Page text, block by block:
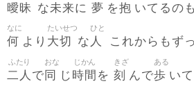
曖昧 な未来に 夢 を抱 いてるのも
何
なに
より 大切
たいせつ
な 人
ひと
これからもず
二人
ふたり
で同
おな
じ 時間
じかん
を 刻
きざ
んで歩
ある
いて